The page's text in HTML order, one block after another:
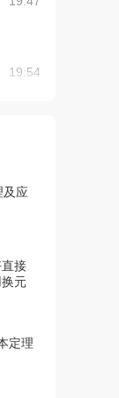
19:54
19:55
及应
接
元
定理